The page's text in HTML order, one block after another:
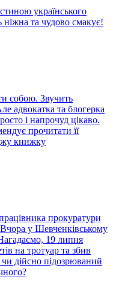
українського
ніжна та чудово смакує!
собою. Звучить
адвокатка та блогерка
і напрочуд цікаво.
прочитати її
книжку
прокуратури
у Шевченківському
19 липня
на тротуар та збив
дійсно підозрюваний